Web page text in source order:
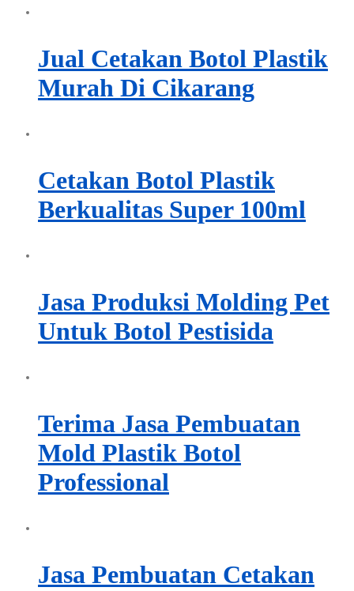
Jual Cetakan Botol Plastik
Murah Di Cikarang
Cetakan Botol Plastik
Berkualitas Super 100ml
Jasa Produksi Molding Pet
Untuk Botol Pestisida
Terima Jasa Pembuatan
Mold Plastik Botol
Professional
Jasa Pembuatan Cetakan